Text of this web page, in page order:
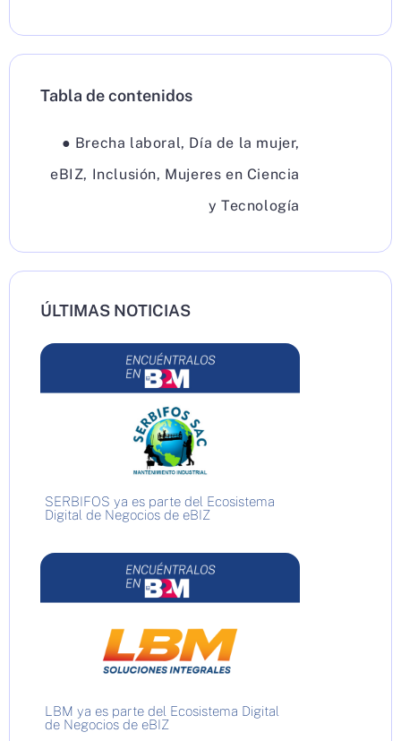
Tabla de contenidos
● Brecha laboral, Día de la mujer,
eBIZ, Inclusión, Mujeres en Ciencia
y Tecnología
ÚLTIMAS NOTICIAS
SERBIFOS ya es parte del Ecosistema
Digital de Negocios de eBIZ
LBM ya es parte del Ecosistema Digital
de Negocios de eBIZ